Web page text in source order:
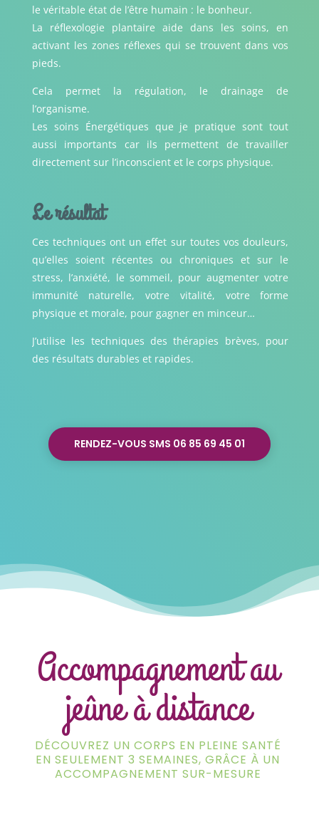
le véritable état de l’être humain : le bonheur.
La réflexologie plantaire aide dans les soins, en
activant les zones réflexes qui se trouvent dans vos
pieds.
Cela permet la régulation, le drainage de
l’organisme.
Les soins Énergétiques que je pratique sont tout
aussi importants car ils permettent de travailler
directement sur l’inconscient et le corps physique.
Le résultat
Ces techniques ont un effet sur toutes vos douleurs,
qu’elles soient récentes ou chroniques et sur le
stress, l’anxiété, le sommeil, pour augmenter votre
immunité naturelle, votre vitalité, votre forme
physique et morale, pour gagner en minceur…
J’utilise les techniques des thérapies brèves, pour
des résultats durables et rapides.
RENDEZ-VOUS SMS 06 85 69 45 01
Accompagnement au
jeûne à distance
DÉCOUVREZ UN CORPS EN PLEINE SANTÉ
EN SEULEMENT 3 SEMAINES, GRÂCE À UN
ACCOMPAGNEMENT SUR-MESURE